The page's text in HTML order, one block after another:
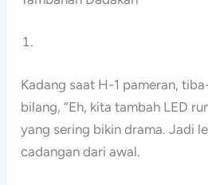
Kadang saat H-1 pameran,
bilang, “Eh, kita tambah LED
yang sering bikin drama. Jadi
cadangan dari awal.